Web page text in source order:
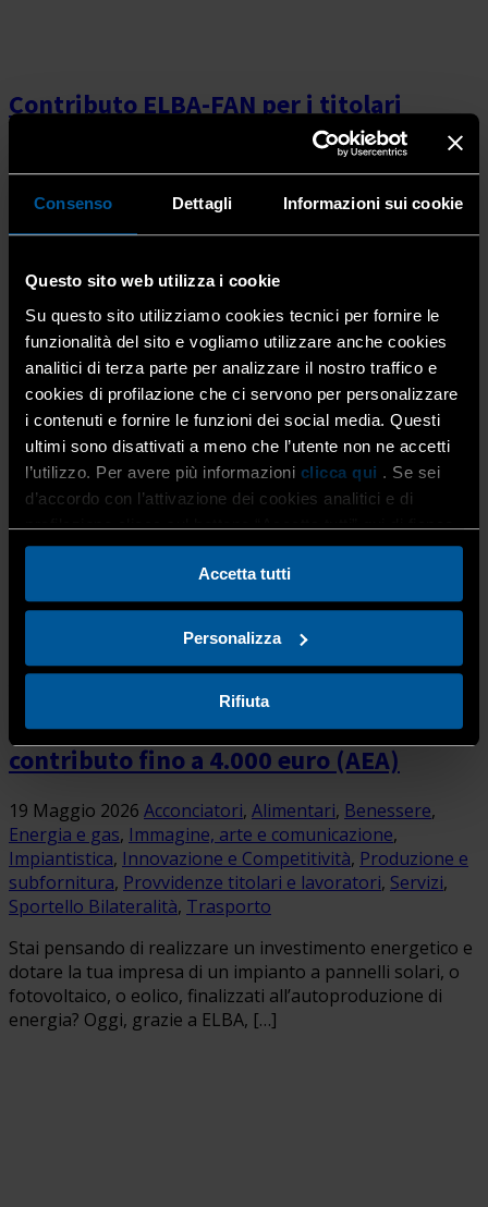
Consenso Dettagli Informazioni sui cookie
Questo sito web utilizza i cookie
Su questo sito utilizziamo cookies tecnici per fornire le
funzionalità del sito e vogliamo utilizzare anche cookies
analitici di terza parte per analizzare il nostro traffico e
cookies di profilazione che ci servono per personalizzare
i contenuti e fornire le funzioni dei social media. Questi
ultimi sono disattivati a meno che l’utente non ne accetti
l’utilizzo. Per avere più informazioni clicca qui . Se sei
d’accordo con l’attivazione dei cookies analitici e di
profilazione clicca sul bottone “Accetta tutti” qui di fianco.
Accetta tutti
Personalizza
Rifiuta
Contributo ELBA-FAN per i titolari
d’impresa con figli che frequentano
l’asilo nido
Impiantistica
Movimento Donne Impresa
Giovani Imprenditori,Paghe,Produzione e subfornitura
Provvidenze titolari e lavoratori,Servizi,Servizi Persona
Sportello Bilateralità, Trasporto
Sei titolare o socio di un’impresa artigiana e hai figli
piccoli che frequentano l’asilo nido? ELBA – Ente
Lombardo Bilaterale dell’Artigianato ti sostiene con un
contributo dedicato ai genitori che, nel […]
Vuoi investire in pannelli solari o
fotovoltaico? Con ELBA per te un
contributo fino a 4.000 euro (AEA)
19 Maggio 2026 Acconciatori, Alimentari, Benessere,
Energia e gas, Immagine, arte e comunicazione,
Impiantistica, Innovazione e Competitività, Produzione e
subfornitura, Provvidenze titolari e lavoratori, Servizi,
Sportello Bilateralità, Trasporto
Stai pensando di realizzare un investimento energetico e
dotare la tua impresa di un impianto a pannelli solari, o
fotovoltaico, o eolico, finalizzati all’autoproduzione di
energia? Oggi, grazie a ELBA, […]